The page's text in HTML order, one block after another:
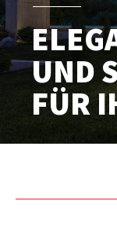
UND
FÜR